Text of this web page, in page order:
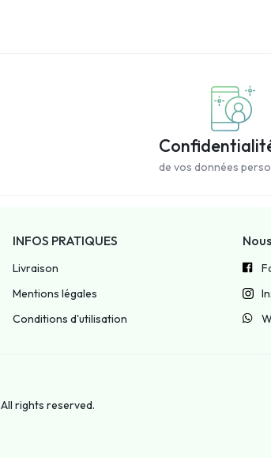
de vos données
INFOS PRATIQUES
Livraison
Mentions légales
Conditions d'utilisation
All rights reserved.